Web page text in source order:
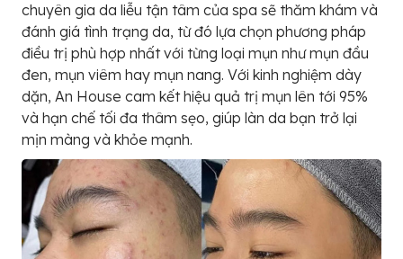
chuyên gia da liễu tận tâm của spa sẽ thăm khám và
đánh giá tình trạng da, từ đó lựa chọn phương pháp
điều trị phù hợp nhất với từng loại mụn như mụn đầu
đen, mụn viêm hay mụn nang. Với kinh nghiệm dày
dặn, An House cam kết hiệu quả trị mụn lên tới 95%
và hạn chế tối đa thâm sẹo, giúp làn da bạn trở lại
mịn màng và khỏe mạnh.